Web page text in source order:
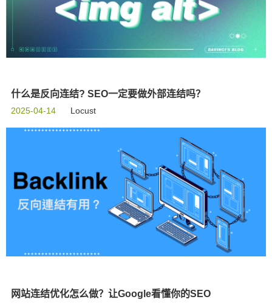
什么是反向连结? SEO一定要做外部连结吗？
2025-04-14 Locust
网站连结优化怎么做？让Google看懂你的SEO